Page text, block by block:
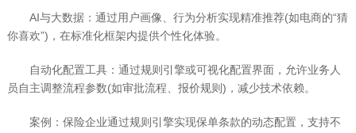
AI与大数据：通过用户画像、行为分析实现精准推荐(如电商的“猜
你喜欢”)，在标准化框架内提供个性化体验。
自动化配置工具：通过规则引擎或可视化配置界面，允许业务人
员自主调整流程参数(如审批流程、报价规则)，减少技术依赖。
案例：保险企业通过规则引擎实现保单条款的动态配置，支持不